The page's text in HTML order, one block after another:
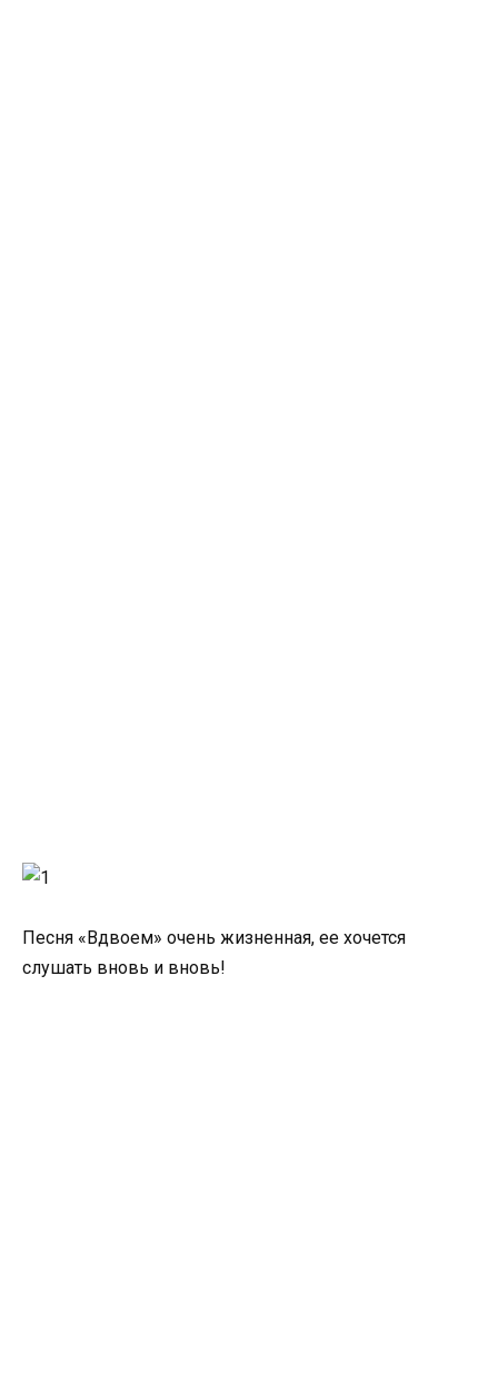
Песня «Вдвоем» очень жизненная, ее хочется
слушать вновь и вновь!